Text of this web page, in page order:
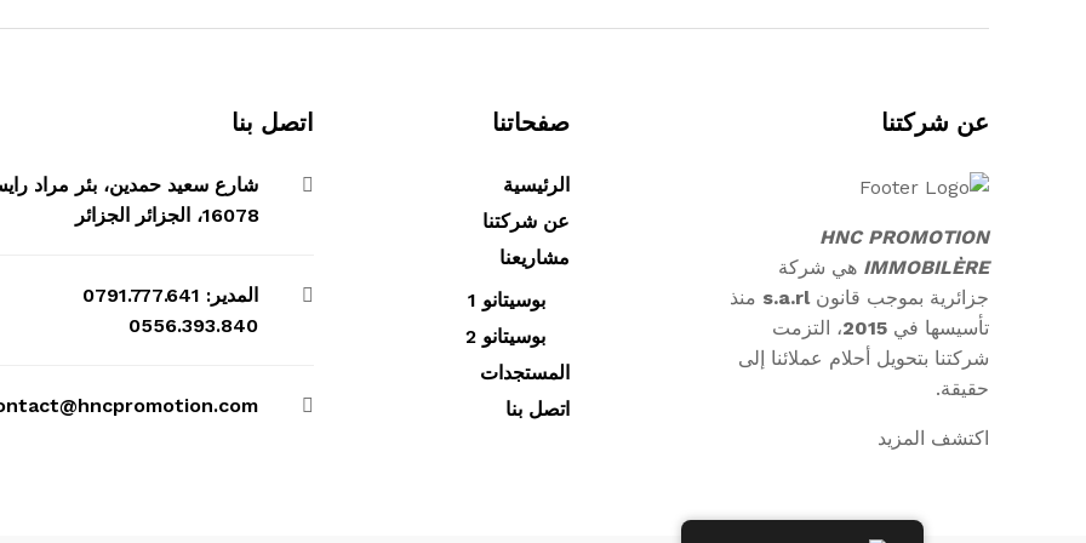
عن شركتنا
HNC PROMOTION
IMMOBILÈRE هي شركة
جزائرية بموجب قانونs.a.rl منذ
تأسيسها في 2015، التزمت
شركتنا بتحويل أحلام عملائنا إلى
حقيقة.
اكتشف المزيد
صفحاتنا
الرئيسية
عن شركتنا
مشاريعنا
بوسيتانو 1
بوسيتانو 2
المستجدات
اتصل بنا
اتصل بنا
شارع سعيد حمدين، بئر مراد
16078، الجزائر الجزائر
المدير: 0791.777.641
0556.393.840